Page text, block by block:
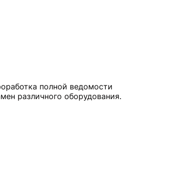
полной ведомости
различного оборудования.